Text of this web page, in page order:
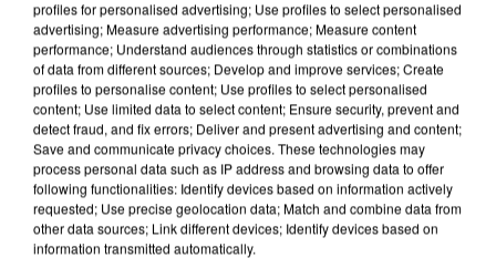
profiles for personalised advertising; Use profiles to select personalised
advertising; Measure advertising performance; Measure content
performance; Understand audiences through statistics or combinations
of data from different sources; Develop and improve services; Create
profiles to personalise content; Use profiles to select personalised
content; Use limited data to select content; Ensure security, prevent and
detect fraud, and fix errors; Deliver and present advertising and content;
Save and communicate privacy choices. These technologies may
process personal data such as IP address and browsing data to offer
following functionalities: Identify devices based on information actively
requested; Use precise geolocation data; Match and combine data from
other data sources; Link different devices; Identify devices based on
information transmitted automatically.